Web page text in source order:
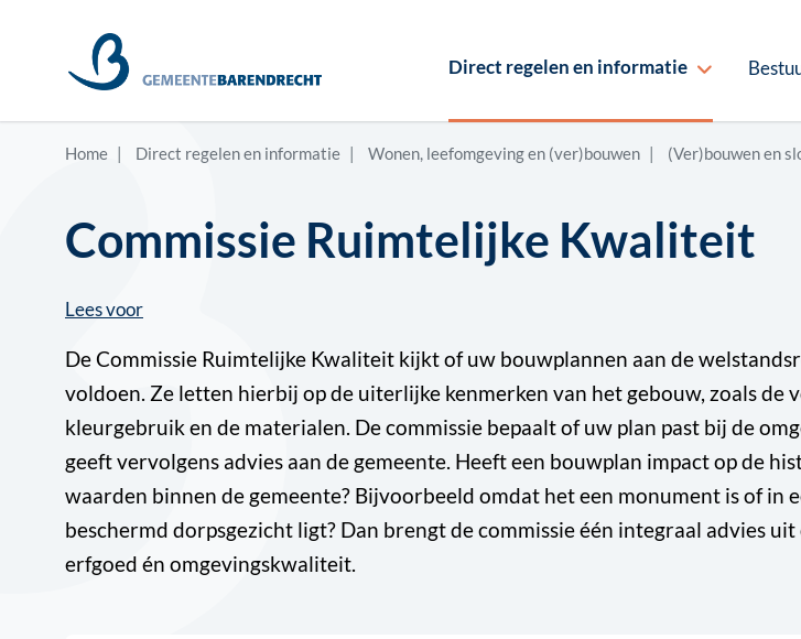
Direct regelen en informatie
Home Direct regelen en informatie Wonen, leefomgeving en (ver)bouwen (Ver)bouwen en
Commissie Ruimtelijke Kwaliteit
Lees voor
De Commissie Ruimtelijke Kwaliteit kijkt of uw bouwplannen aan de
voldoen. Ze letten hierbij op de uiterlijke kenmerken van het gebouw, zoals de
kleurgebruik en de materialen. De commissie bepaalt of uw plan past bij de
geeft vervolgens advies aan de gemeente. Heeft een bouwplan impact op de
waarden binnen de gemeente? Bijvoorbeeld omdat het een monument is of in
beschermd dorpsgezicht ligt? Dan brengt de commissie één integraal advies
erfgoed én omgevingskwaliteit.